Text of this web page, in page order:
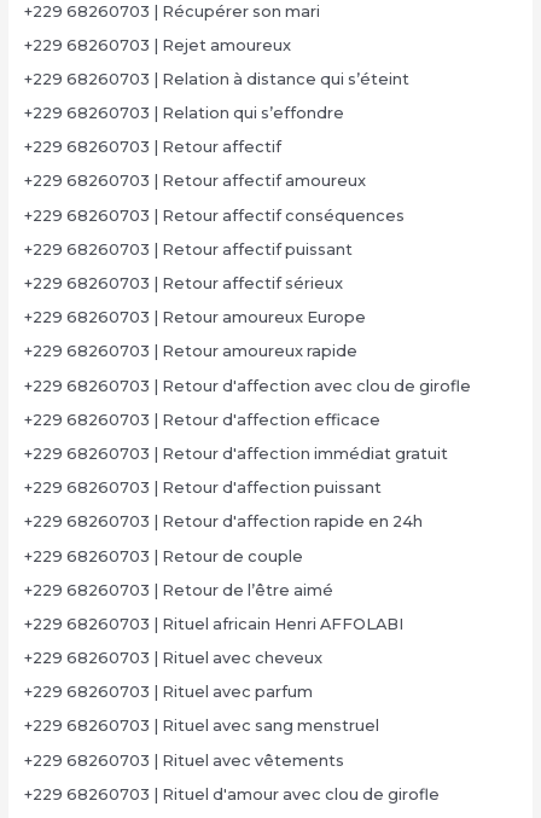
+229 68260703 | Récupérer son mari
+229 68260703 | Rejet amoureux
+229 68260703 | Relation à distance qui s’éteint
+229 68260703 | Relation qui s’effondre
+229 68260703 | Retour affectif
+229 68260703 | Retour affectif amoureux
+229 68260703 | Retour affectif conséquences
+229 68260703 | Retour affectif puissant
+229 68260703 | Retour affectif sérieux
+229 68260703 | Retour amoureux Europe
+229 68260703 | Retour amoureux rapide
+229 68260703 | Retour d'affection avec clou de girofle
+229 68260703 | Retour d'affection efficace
+229 68260703 | Retour d'affection immédiat gratuit
+229 68260703 | Retour d'affection puissant
+229 68260703 | Retour d'affection rapide en 24h
+229 68260703 | Retour de couple
+229 68260703 | Retour de l’être aimé
+229 68260703 | Rituel africain Henri AFFOLABI
+229 68260703 | Rituel avec cheveux
+229 68260703 | Rituel avec parfum
+229 68260703 | Rituel avec sang menstruel
+229 68260703 | Rituel avec vêtements
+229 68260703 | Rituel d'amour avec clou de girofle